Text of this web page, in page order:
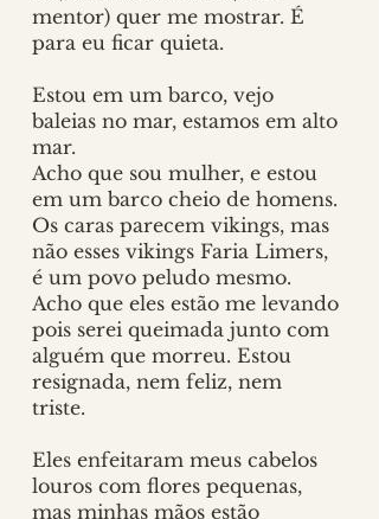
mentor) quer me mostrar. É
para eu ficar quieta.
Estou em um barco, vejo
baleias no mar, estamos em alto
mar.
Acho que sou mulher, e estou
em um barco cheio de homens.
Os caras parecem vikings, mas
não esses vikings Faria Limers,
é um povo peludo mesmo.
Acho que eles estão me levando
pois serei queimada junto com
alguém que morreu. Estou
resignada, nem feliz, nem
triste.
Eles enfeitaram meus cabelos
louros com flores pequenas,
mas minhas mãos estão